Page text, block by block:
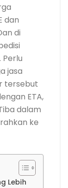
dan
di
jasa
tersebut
ETA,
dalam
ke
Lebih